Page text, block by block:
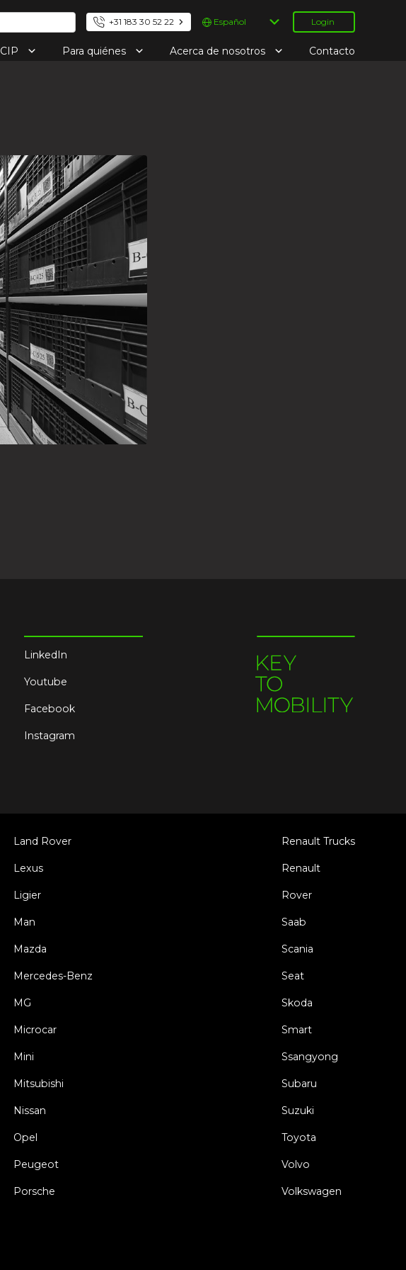
+31 183 30 52 22
Elegir
un
idioma
Login
CIP Para quiénes Acerca de nosotros Contacto
LinkedIn
Youtube
Facebook
Instagram
Land Rover
Lexus
Ligier
Man
Mazda
Mercedes-Benz
MG
Microcar
Mini
Mitsubishi
Nissan
Opel
Peugeot
Porsche
Renault Trucks
Renault
Rover
Saab
Scania
Seat
Skoda
Smart
Ssangyong
Subaru
Suzuki
Toyota
Volvo
Volkswagen